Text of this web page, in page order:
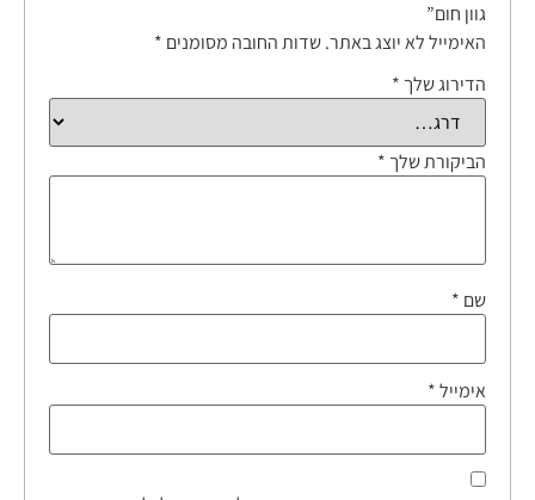
גוון חום”
האימייל לא יוצג באתר.שדות החובה מסומנים *
הדירוג שלך *
הביקורת שלך *
שם *
אימייל*